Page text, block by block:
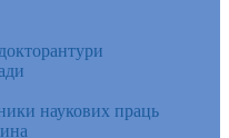
наукових праць